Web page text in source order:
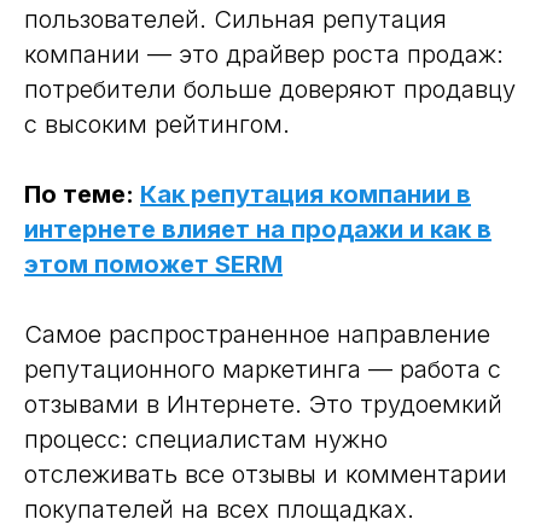
пользователей. Сильная репутация
компании — это драйвер роста продаж:
потребители больше доверяют продавцу
с высоким рейтингом.
По теме: Как репутация компании в
интернете влияет на продажи и как в
этом поможет SERM
Самое распространенное направление
репутационного маркетинга — работа с
отзывами в Интернете. Это трудоемкий
процесс: специалистам нужно
отслеживать все отзывы и комментарии
покупателей на всех площадках.